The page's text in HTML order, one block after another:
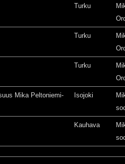
Turku
Turku
Turku
Mika Peltoniemi-
Isojoki
Kauhava